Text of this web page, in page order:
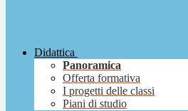
Didattica
Panoramica
Offerta formativa
I progetti delle classi
Piani di studio